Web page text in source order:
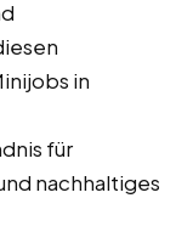
in
für
nachhaltiges